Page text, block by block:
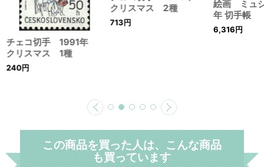
チェコ切手 1991年
クリスマス 1種
240円
クリスマス 2種
713円
絵画 ミュ
年 切手帳
6,316円
この商品を買った人は、こんな商品
も買っています